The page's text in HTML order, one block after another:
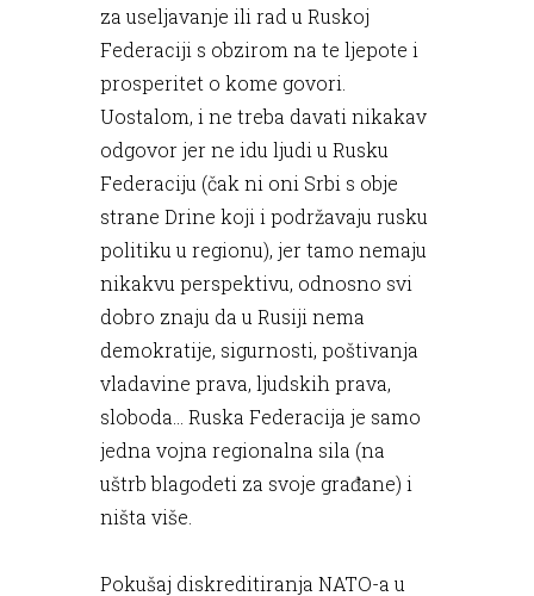
za useljavanje ili rad u Ruskoj
Federaciji s obzirom na te ljepote i
prosperitet o kome govori.
Uostalom, i ne treba davati nikakav
odgovor jer ne idu ljudi u Rusku
Federaciju (čak ni oni Srbi s obje
strane Drine koji i podržavaju rusku
politiku u regionu), jer tamo nemaju
nikakvu perspektivu, odnosno svi
dobro znaju da u Rusiji nema
demokratije, sigurnosti, poštivanja
vladavine prava, ljudskih prava,
sloboda... Ruska Federacija je samo
jedna vojna regionalna sila (na
uštrb blagodeti za svoje građane) i
ništa više.
Pokušaj diskreditiranja NATO-a u